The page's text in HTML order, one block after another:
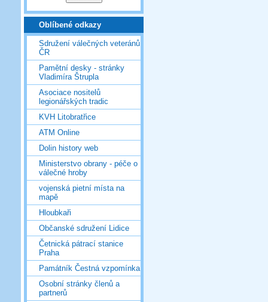
Oblíbené odkazy
Sdružení válečných veteránů
ČR
Pamětní desky - stránky
Vladimíra Štrupla
Asociace nositelů
legionářských tradic
KVH Litobratřice
ATM Online
Dolin history web
Ministerstvo obrany - péče o
válečné hroby
vojenská pietní místa na
mapě
Hloubkaři
Občanské sdružení Lidice
Četnická pátrací stanice
Praha
Památník Čestná vzpomínka
Osobní stránky členů a
partnerů